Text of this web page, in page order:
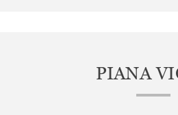
PIANA